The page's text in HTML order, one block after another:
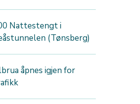
Nattestengt i
(Tønsberg)
åpnes igjen for